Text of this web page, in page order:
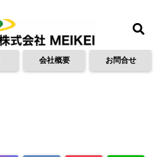
会社概要 お問合せ